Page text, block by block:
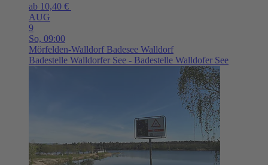
ab 10,40 €
AUG
9
So, 09:00
Mörfelden-Walldorf Badesee Walldorf
Badestelle Walldorfer See - Badestelle Walldofer See